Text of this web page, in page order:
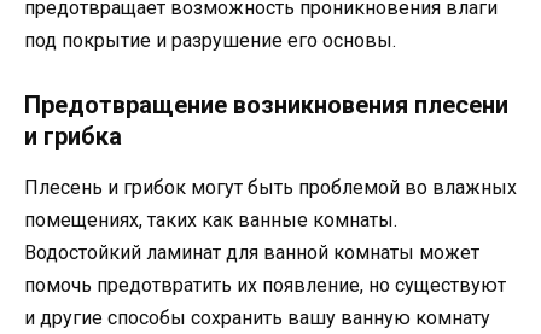
предотвращает возможность проникновения влаги
под покрытие и разрушение его основы.
Предотвращение возникновения плесени
и грибка
Плесень и грибок могут быть проблемой во влажных
помещениях, таких как ванные комнаты.
Водостойкий ламинат для ванной комнаты может
помочь предотвратить их появление, но существуют
и другие способы сохранить вашу ванную комнату